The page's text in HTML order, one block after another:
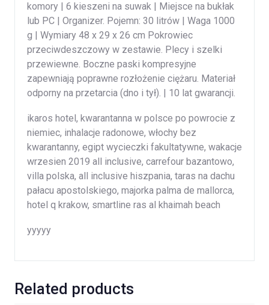
komory | 6 kieszeni na suwak | Miejsce na bukłak
lub PC | Organizer. Pojemn: 30 litrów | Waga 1000
g | Wymiary 48 x 29 x 26 cm Pokrowiec
przeciwdeszczowy w zestawie. Plecy i szelki
przewiewne. Boczne paski kompresyjne
zapewniają poprawne rozłożenie ciężaru. Materiał
odporny na przetarcia (dno i tył). | 10 lat gwarancji.
ikaros hotel, kwarantanna w polsce po powrocie z
niemiec, inhalacje radonowe, włochy bez
kwarantanny, egipt wycieczki fakultatywne, wakacje
wrzesien 2019 all inclusive, carrefour bazantowo,
villa polska, all inclusive hiszpania, taras na dachu
pałacu apostolskiego, majorka palma de mallorca,
hotel q krakow, smartline ras al khaimah beach
yyyyy
Related products